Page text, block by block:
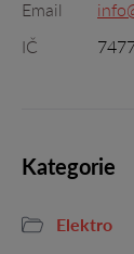
Email
IČ
Kategorie
Elektro